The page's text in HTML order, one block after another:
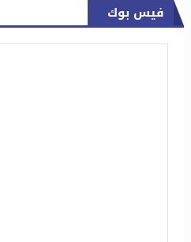
فيس بوك